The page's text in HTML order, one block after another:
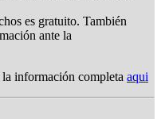
es gratuito. También
ante la
la información completa aqui